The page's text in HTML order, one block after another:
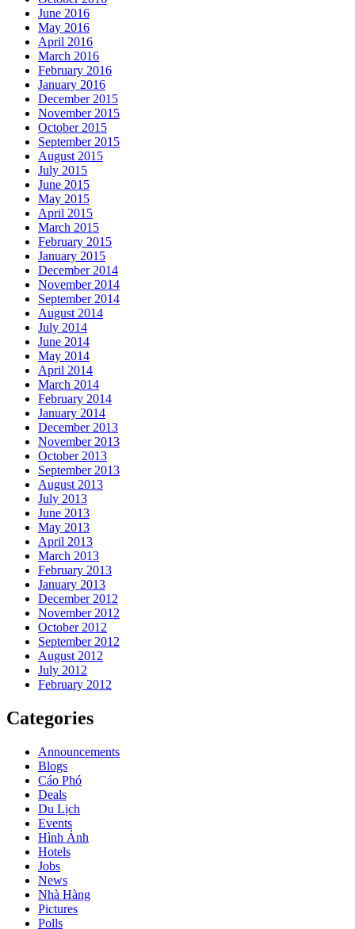
June 2016
May 2016
April 2016
March 2016
February 2016
January 2016
December 2015
November 2015
October 2015
September 2015
August 2015
July 2015
June 2015
May 2015
April 2015
March 2015
February 2015
January 2015
December 2014
November 2014
September 2014
August 2014
July 2014
June 2014
May 2014
April 2014
March 2014
February 2014
January 2014
December 2013
November 2013
October 2013
September 2013
August 2013
July 2013
June 2013
May 2013
April 2013
March 2013
February 2013
January 2013
December 2012
November 2012
October 2012
September 2012
August 2012
July 2012
February 2012
Categories
Announcements
Blogs
Cáo Phó
Deals
Du Lịch
Events
Hình Ảnh
Hotels
Jobs
News
Nhà Hàng
Pictures
Polls